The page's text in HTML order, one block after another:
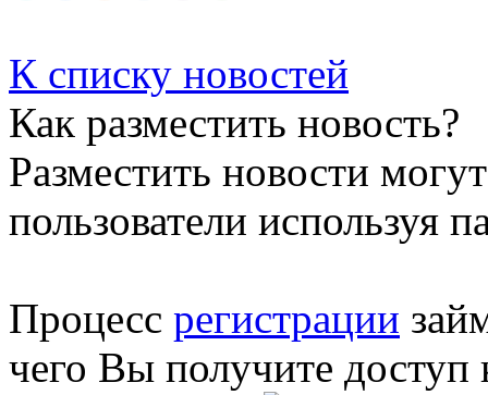
К списку новостей
Как разместить новость?
Разместить новости
пользователи используя
Процесс регистрации
чего Вы получите доступ